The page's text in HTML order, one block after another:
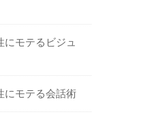
にモテるビジュ
にモテる会話術